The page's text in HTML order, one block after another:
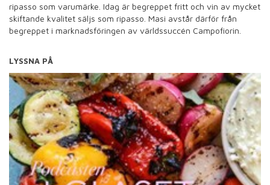
ripasso som varumärke. Idag är begreppet fritt och vin av mycket
skiftande kvalitet säljs som ripasso. Masi avstår därför från
begreppet i marknadsföringen av världssuccén Campofiorin.
LYSSNA PÅ